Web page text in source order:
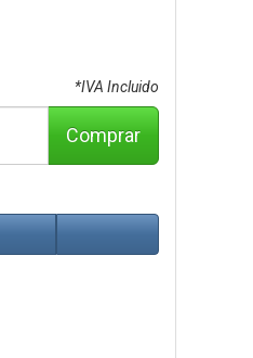
*IVA Incluido
Comprar